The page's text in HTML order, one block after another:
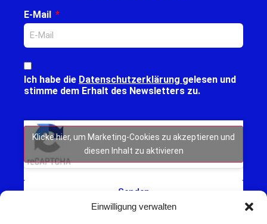
Einwilligung verwalten
E-Mail
Ich habe die Datenschutzerklärung gelesen und
stimme dem Erhalt des Newsletters zu.
Klicke hier, um Marketing-Cookies zu akzeptieren und
diesen Inhalt zu aktivieren
Senden